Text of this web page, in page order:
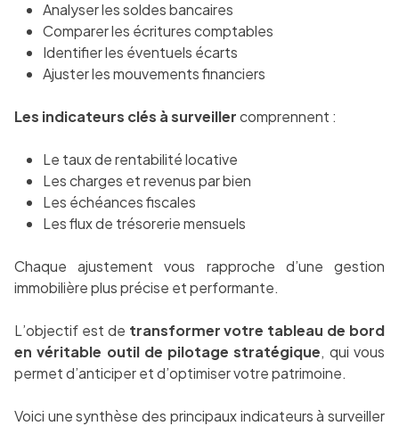
Analyser les soldes bancaires
Comparer les écritures comptables
Identifier les éventuels écarts
Ajuster les mouvements financiers
Les indicateurs clés à surveillercomprennent :
Le taux de rentabilité locative
Les charges et revenus par bien
Les échéances fiscales
Les flux de trésorerie mensuels
Chaque ajustement vous rapproche d’une gestion
immobilière plus précise et performante.
L’objectif est de transformer votre tableau de bord
en véritable outil de pilotage stratégique, qui vous
permet d’anticiper et d’optimiser votre patrimoine.
Voici une synthèse des principaux indicateurs à surveiller